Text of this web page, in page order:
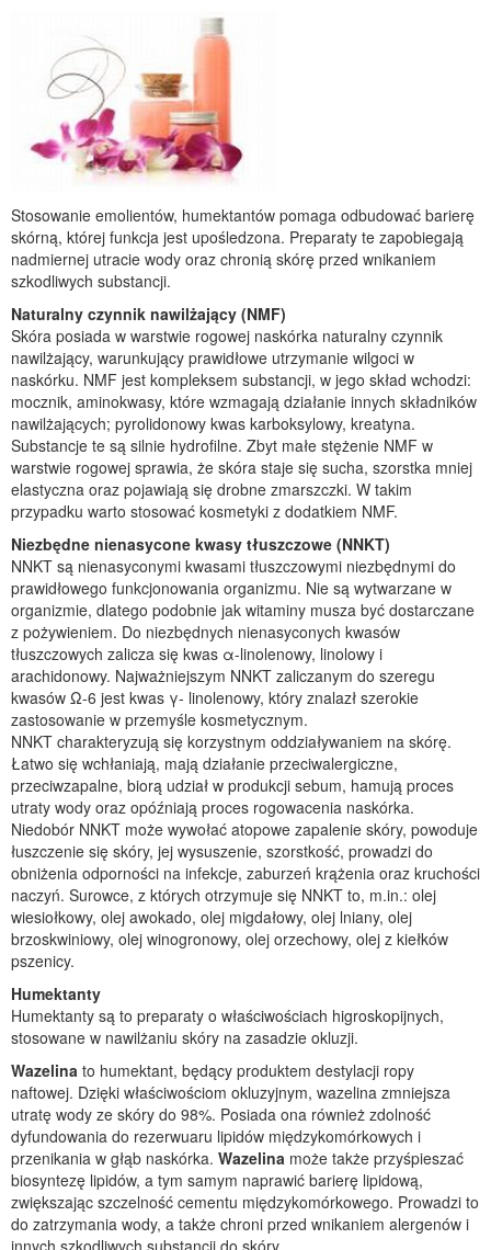
Stosowanie emolientów, humektantów pomaga odbudować barierę
skórną, której funkcja jest upośledzona. Preparaty te zapobiegają
nadmiernej utracie wody oraz chronią skórę przed wnikaniem
szkodliwych substancji.
Naturalny czynnik nawilżający (NMF)
Skóra posiada w warstwie rogowej naskórka naturalny czynnik
nawilżający, warunkujący prawidłowe utrzymanie wilgoci w
naskórku. NMF jest kompleksem substancji, w jego skład wchodzi:
mocznik, aminokwasy, które wzmagają działanie innych składników
nawilżających; pyrolidonowy kwas karboksylowy, kreatyna.
Substancje te są silnie hydrofilne. Zbyt małe stężenie NMF w
warstwie rogowej sprawia, że skóra staje się sucha, szorstka mniej
elastyczna oraz pojawiają się drobne zmarszczki. W takim
przypadku warto stosować kosmetyki z dodatkiem NMF.
Niezbędne nienasycone kwasy tłuszczowe (NNKT)
NNKT są nienasyconymi kwasami tłuszczowymi niezbędnymi do
prawidłowego funkcjonowania organizmu. Nie są wytwarzane w
organizmie, dlatego podobnie jak witaminy musza być dostarczane
z pożywieniem. Do niezbędnych nienasyconych kwasów
tłuszczowych zalicza się kwas α-linolenowy, linolowy i
arachidonowy. Najważniejszym NNKT zaliczanym do szeregu
kwasów Ω-6 jest kwas γ- linolenowy, który znalazł szerokie
zastosowanie w przemyśle kosmetycznym.
NNKT charakteryzują się korzystnym oddziaływaniem na skórę.
Łatwo się wchłaniają, mają działanie przeciwalergiczne,
przeciwzapalne, biorą udział w produkcji sebum, hamują proces
utraty wody oraz opóźniają proces rogowacenia naskórka.
Niedobór NNKT może wywołać atopowe zapalenie skóry, powoduje
łuszczenie się skóry, jej wysuszenie, szorstkość, prowadzi do
obniżenia odporności na infekcje, zaburzeń krążenia oraz kruchości
naczyń. Surowce, z których otrzymuje się NNKT to, m.in.: olej
wiesiołkowy, olej awokado, olej migdałowy, olej lniany, olej
brzoskwiniowy, olej winogronowy, olej orzechowy, olej z kiełków
pszenicy.
Humektanty
Humektanty są to preparaty o właściwościach higroskopijnych,
stosowane w nawilżaniu skóry na zasadzie okluzji.
Wazelina to humektant, będący produktem destylacji ropy
naftowej. Dzięki właściwościom okluzyjnym, wazelina zmniejsza
utratę wody ze skóry do 98%. Posiada ona również zdolność
dyfundowania do rezerwuaru lipidów międzykomórkowych i
przenikania w głąb naskórka. Wazelina może także przyśpieszać
biosyntezę lipidów, a tym samym naprawić barierę lipidową,
zwiększając szczelność cementu międzykomórkowego. Prowadzi to
do zatrzymania wody, a także chroni przed wnikaniem alergenów i